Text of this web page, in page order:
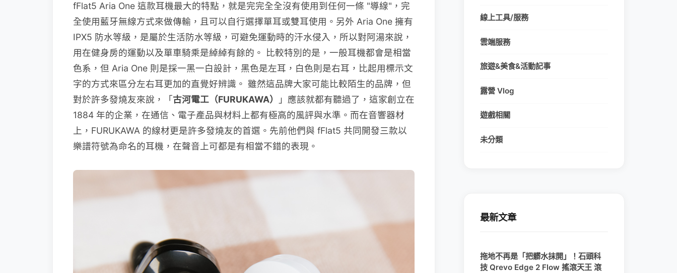
fFlat5 Aria One 這款耳機最大的特點，就是完完全全沒有使用到任何一條 "導線"，完
全使用藍牙無線方式來做傳輸，且可以自行選擇單耳或雙耳使用。另外 Aria One 擁有
IPX5 防水等級，是屬於生活防水等級，可避免運動時的汗水侵入，所以對阿湯來說，
用在健身房的運動以及單車騎乘是綽綽有餘的。 比較特別的是，一般耳機都會是相當
色系，但 Aria One 則是採一黑一白設計，黑色是左耳，白色則是右耳，比起用標示文
字的方式來區分左右耳更加的直覺好辨識。 雖然這品牌大家可能比較陌生的品牌，但
對於許多發燒友來說，「古河電工（FURUKAWA）
」應該就都有聽過了，這家創立在
1884 年的企業，在通信、電子產品與材料上都有極高的風評與水準。而在音響器材
上，FURUKAWA 的線材更是許多發燒友的首選。先前他們與 fFlat5 共同開發三款以
樂譜符號為命名的耳機，在聲音上可都是有相當不錯的表現。
線上工具/服務
雲端服務
旅遊&美食&活動記事
露營 Vlog
遊戲相關
未分類
最新文章
拖地不再是「把髒水抹開」！石頭科
技 Qrevo Edge 2 Flow 搖滾天王 滾